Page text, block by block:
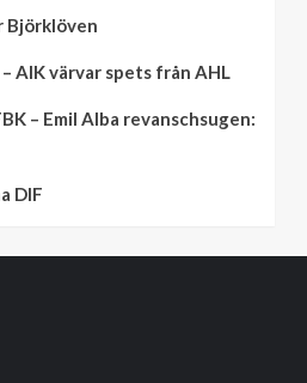
Björklöven
AIK värvar spets från AHL
– Emil Alba revanschsugen:
DIF